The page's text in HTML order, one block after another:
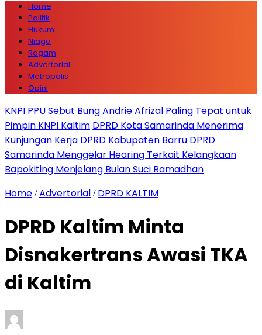
Home
Politik
Hukum
Niaga
Ragam
Advertorial
Metropolis
Opini
KNPI PPU Sebut Bung Andrie Afrizal Paling Tepat untuk
Pimpin KNPI Kaltim DPRD Kota Samarinda Menerima
Kunjungan Kerja DPRD Kabupaten Barru DPRD
Samarinda Menggelar Hearing Terkait Kelangkaan
Bapokiting Menjelang Bulan Suci Ramadhan
Home /Advertorial / DPRD KALTIM
DPRD Kaltim Minta
Disnakertrans Awasi TKA
di Kaltim